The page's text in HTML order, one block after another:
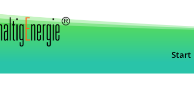
Start